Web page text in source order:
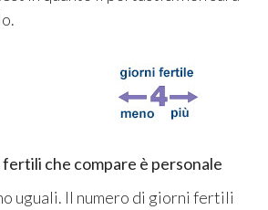
che compare è personale
uguali. Il numero di giorni fertili